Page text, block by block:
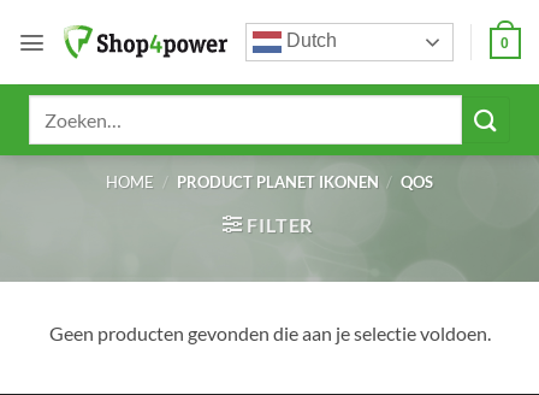
naar
Dutch 0
HOME / PRODUCT PLANET IKONEN / QOS
FILTER
Geen producten gevonden die aan je selectie voldoen.